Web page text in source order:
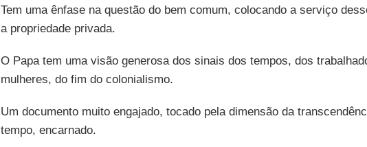
Tem uma ênfase na questão do bem comum, colocando a serviço
a propriedade privada.
O Papa tem uma visão generosa dos sinais dos tempos, dos
mulheres, do fim do colonialismo.
Um documento muito engajado, tocado pela dimensão da
tempo, encarnado.